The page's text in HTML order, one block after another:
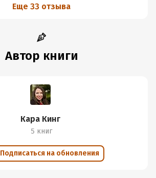
Еще 33 отзыва
Автор книги
Кара Кинг
5 книг
Подписаться на обновления